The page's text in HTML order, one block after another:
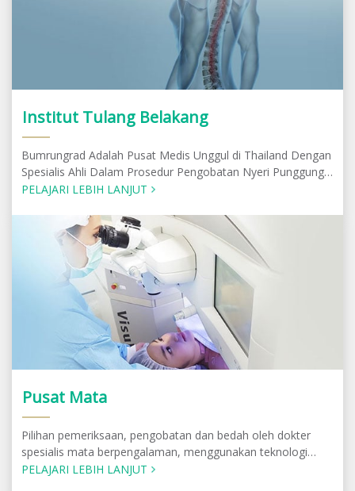
Institut Tulang Belakang
Bumrungrad Adalah Pusat Medis Unggul di Thailand Dengan
Spesialis Ahli Dalam Prosedur Pengobatan Nyeri Punggung
Dan Leher Menggunakan Teknik Minimally Invasif
PELAJARI LEBIH LANJUT
Pusat Mata
Pilihan pemeriksaan, pengobatan dan bedah oleh dokter
spesialis mata berpengalaman, menggunakan teknologi
canggih.
PELAJARI LEBIH LANJUT